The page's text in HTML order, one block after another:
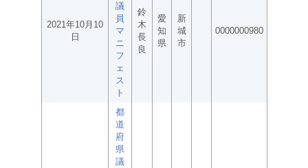
2021年10月10
日
議
員
マ
ニ
フ
ェ
ス
ト
鈴
木
長
良
愛
知
県
新
城
市
0000000980
都
道
府
県
議